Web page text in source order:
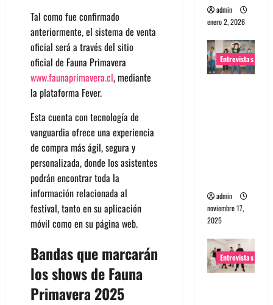
Tal como fue confirmado
anteriormente, el sistema de venta
oficial será a través del sitio
oficial de Fauna Primavera
www.faunaprimavera.cl, mediante
la plataforma Fever.
Esta cuenta con tecnología de
vanguardia ofrece una experiencia
de compra más ágil, segura y
personalizada, donde los asistentes
podrán encontrar toda la
información relacionada al
festival, tanto en su aplicación
móvil como en su página web.
Bandas que marcarán
los shows de Fauna
Primavera 2025
admin
enero 2, 2026
Entrevistas
admin
noviembre 17,
2025
Entrevistas